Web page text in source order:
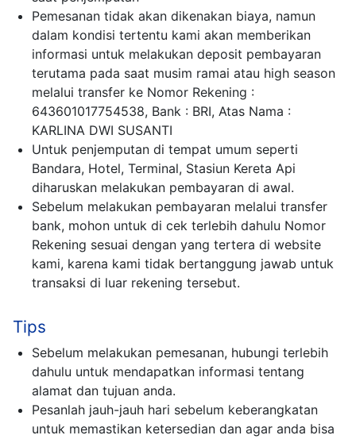
Pemesanan tidak akan dikenakan biaya, namun
dalam kondisi tertentu kami akan memberikan
informasi untuk melakukan deposit pembayaran
terutama pada saat musim ramai atau high season
melalui transfer ke Nomor Rekening :
643601017754538, Bank : BRI, Atas Nama :
KARLINA DWI SUSANTI
Untuk penjemputan di tempat umum seperti
Bandara, Hotel, Terminal, Stasiun Kereta Api
diharuskan melakukan pembayaran di awal.
Sebelum melakukan pembayaran melalui transfer
bank, mohon untuk di cek terlebih dahulu Nomor
Rekening sesuai dengan yang tertera di website
kami, karena kami tidak bertanggung jawab untuk
transaksi di luar rekening tersebut.
Tips
Sebelum melakukan pemesanan, hubungi terlebih
dahulu untuk mendapatkan informasi tentang
alamat dan tujuan anda.
Pesanlah jauh-jauh hari sebelum keberangkatan
untuk memastikan ketersedian dan agar anda bisa